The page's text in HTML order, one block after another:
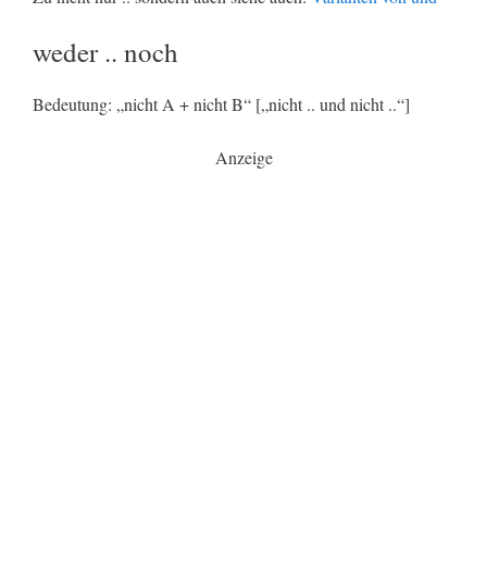
weder .. noch
Bedeutung: „nicht A + nicht B“ [„nicht .. und nicht ..“]
Anzeige